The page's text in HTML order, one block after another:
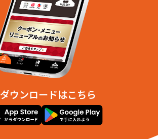
ダウンロードはこちら